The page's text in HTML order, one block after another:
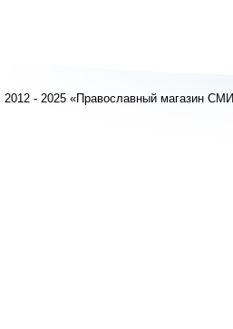
2012 - 2025 «Православный магазин